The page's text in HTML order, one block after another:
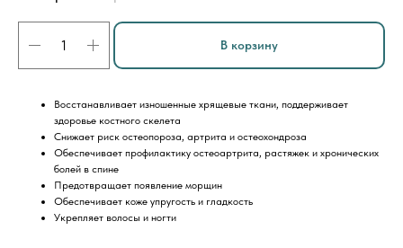
В корзину
Восстанавливает изношенные хрящевые ткани, поддерживает
здоровье костного скелета
Снижает риск остеопороза, артрита и остеохондроза
Обеспечивает профилактику остеоартрита, растяжек и хронических
болей в спине
Предотвращает появление морщин
Обеспечивает коже упругость и гладкость
Укрепляет волосы и ногти